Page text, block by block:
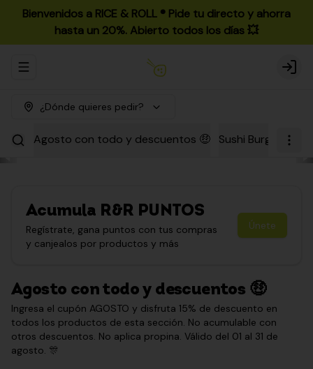
Bienvenidos a RICE & ROLL ®️ Pide tu directo y ahorra
hasta un 20%. Abierto todos los días 💥
Abrir menu de navegación Login
¿Dónde quieres pedir?
Agosto con todo y descuentos 🤑 Sushi Burgers
Acumula R&R PUNTOS
Regístrate, gana puntos con tus compras
y canjealos por productos y más
Únete
Agosto con todo y descuentos 🤑
Ingresa el cupón AGOSTO y disfruta 15% de descuento en
todos los productos de esta sección. No acumulable con
otros descuentos. No aplica propina. Válido del 01 al 31 de
agosto. 🎊